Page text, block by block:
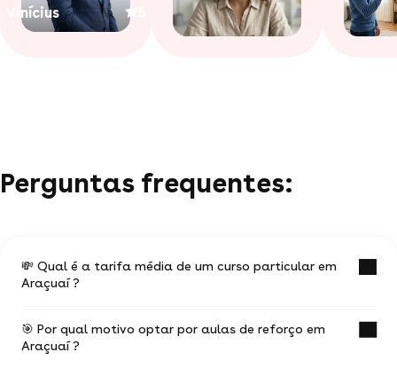
Vinícius
Perguntas frequentes:
💸 Qual é a tarifa média de um curso particular em
Araçuaí ?
O valor médio de uma aula particular
em Araçuaí é de R$ 46.
🎯 Por qual motivo optar por aulas de reforço em
Araçuaí ?